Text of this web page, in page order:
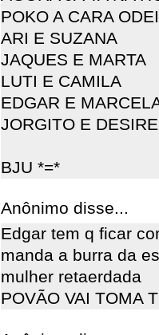
POKO A CARA
ARI E SUZANA
JAQUES E MARTA
LUTI E CAMILA
EDGAR E
JORGITO E DESIRE
BJU *=*
Anônimo disse...
Edgar tem q ficar
manda a burra da
mulher retaerdada
POVÃO VAI TOMA